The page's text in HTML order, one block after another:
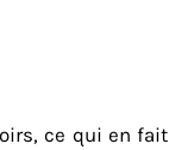
ce qui en fait